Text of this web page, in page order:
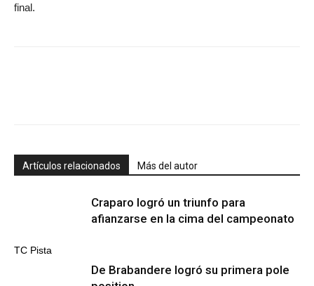
final.
Artículos relacionados Más del autor
TC Pista
Craparo logró un triunfo para
afianzarse en la cima del campeonato
De Brabandere logró su primera pole